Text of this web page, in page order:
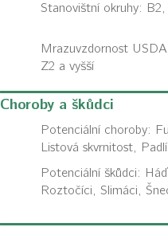
Stanovištní okruhy:
Mrazuvzdornost
Z2 a vyšší
Choroby a škůdci
Potenciální choroby:
Listová skvrnitost, Padlí
Potenciální škůdci:
Roztočíci, Slimáci,